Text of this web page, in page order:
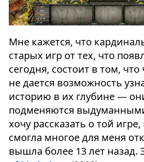
Мне кажется, что
старых игр от тех, что
сегодня, состоит в том, что
не дается возможность
историю в их глубине —
подменяются
хочу рассказать о той игре,
смогла многое для меня
вышла более 13 лет назад.